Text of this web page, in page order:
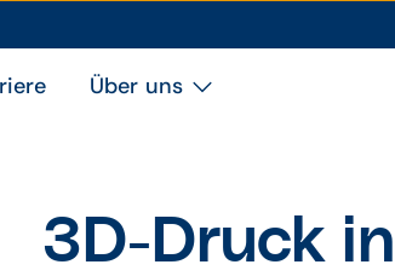
Über uns
3D-Druck